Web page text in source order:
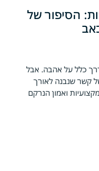
הסיפור של
כלל על אהבה. אבל
קשר שנבנה לאורך
ואמון הנרקם